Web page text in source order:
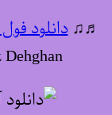
♬♫دانلود
♬♫